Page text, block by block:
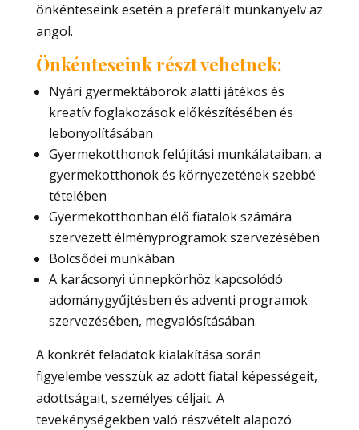
önkénteseink esetén a preferált munkanyelv az
angol.
Önkénteseink részt vehetnek:
Nyári gyermektáborok alatti játékos és
kreatív foglakozások előkészítésében és
lebonyolításában
Gyermekotthonok felújítási munkálataiban, a
gyermekotthonok és környezetének szebbé
tételében
Gyermekotthonban élő fiatalok számára
szervezett élményprogramok szervezésében
Bölcsődei munkában
A karácsonyi ünnepkörhöz kapcsolódó
adománygyűjtésben és adventi programok
szervezésében, megvalósításában.
A konkrét feladatok kialakítása során
figyelembe vesszük az adott fiatal képességeit,
adottságait, személyes céljait. A
tevekénységekben való részvételt alapozó